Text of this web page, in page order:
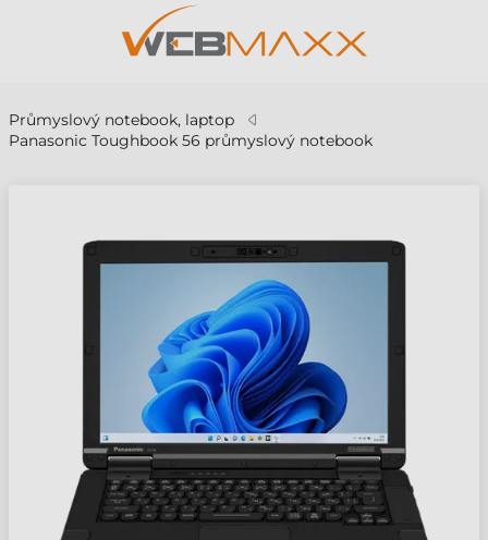
Průmyslový notebook, laptop
Panasonic Toughbook 56 průmyslový notebook